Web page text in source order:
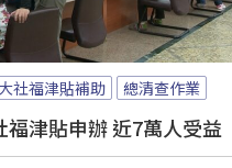
社福津貼補助 總清查作業
福津貼申辦 近7萬人受益